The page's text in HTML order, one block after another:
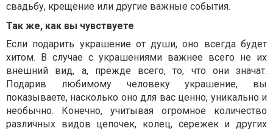
свадьбу, крещение или другие важные события.
Так же, как вы чувствуете
Если подарить украшение от души, оно всегда будет
хитом. В случае с украшениями важнее всего не их
внешний вид, а, прежде всего, то, что они значат.
Подарив любимому человеку украшение, вы
показываете, насколько оно для вас ценно, уникально и
необычно. Конечно, учитывая огромное количество
различных видов цепочек, колец, сережек и других